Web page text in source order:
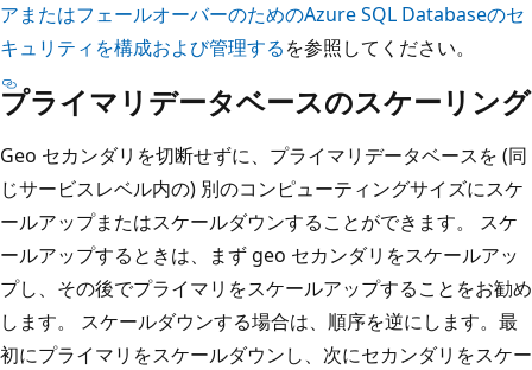
アまたはフェールオーバーのためのAzure SQL Databaseのセ
キュリティを構成および管理するを参照してください。
プライマリデータベースのスケーリング
Geo セカンダリを切断せずに、プライマリデータベースを (同
じサービスレベル内の) 別のコンピューティングサイズにスケ
ールアップまたはスケールダウンすることができます。 スケ
ールアップするときは、まず geo セカンダリをスケールアッ
プし、その後でプライマリをスケールアップすることをお勧め
します。 スケールダウンする場合は、順序を逆にします。最
初にプライマリをスケールダウンし、次にセカンダリをスケー